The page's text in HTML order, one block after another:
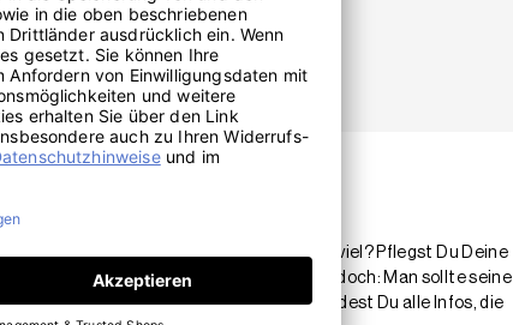
vielen Faktoren abhängig. Schwitzt Du viel? Pflegst Du Deine
durchgelegenist? Als Richtwert gilt jedoch: Man sollte seine
unseremArtikel zum Matratzenwechsel
findest Du alle Infos, die